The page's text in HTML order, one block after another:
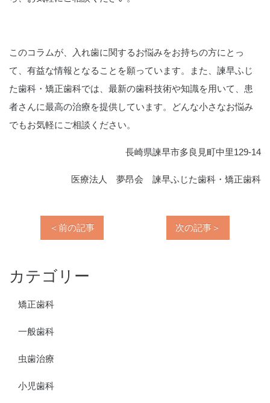
このコラムが、入れ歯に関するお悩みをお持ちの方にとっ
て、有益な情報となることを願っています。また、諫早ふじ
た歯科・矯正歯科では、最新の歯科技術や知識を用いて、患
者さんに最高の治療を提供しています。どんな小さなお悩み
でもお気軽にご相談ください。
長崎県諫早市多良見町中里129-14
医療法人 夢昂会 諫早ふじた歯科・矯正歯科
＜前の記事 次の記事＞
カテゴリー
矯正歯科
一般歯科
虫歯治療
小児歯科